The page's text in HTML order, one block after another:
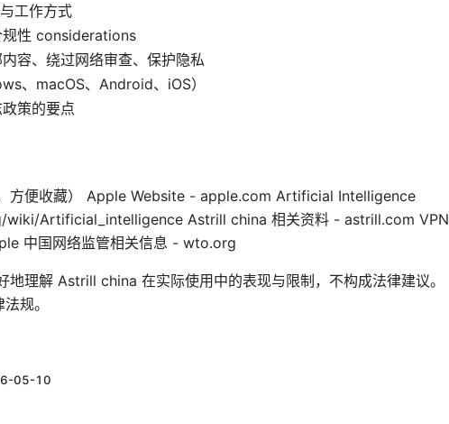
工作方式
规性 considerations
容、绕过网络审查、保护隐私
、macOS、Android、iOS）
策的要点
方便收藏） Apple Website - apple.com Artificial Intelligence
Artificial_intelligence Astrill china 相关资料 - astrill.com VPN
中国网络监管相关信息 - wto.org
地理解 Astrill china 在实际使用中的表现与限制，不构成法律建议。
规。
05-10